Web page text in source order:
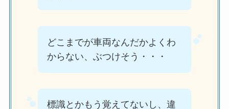
どこまでが車両なんだかよくわ
からない、ぶつけそう・・・
標識とかもう覚えてないし、違